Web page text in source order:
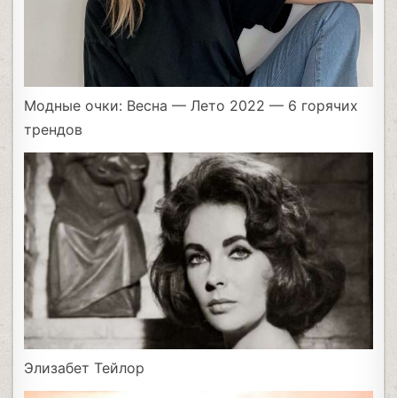
Модные очки: Весна — Лето 2022 — 6 горячих
трендов
Элизабет Тейлор